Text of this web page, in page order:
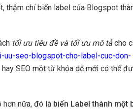
thậm chí biến label của Blogspot
tối ưu tiêu đề và tối ưu mô tảcho
seo-blogspot-cho-label-cuc-don-
SEO một từ khóa dễ mới có thể
hơn nữa, đó là biến Label thành một